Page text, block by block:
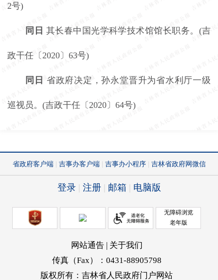
2号)
同日 其长春中国光学科学技术馆馆长职务。 (吉
政干任〔2020〕63号)
同日 省政府决定，孙永堂晋升为省水利厅一级
巡视员。 (吉政干任〔2020〕64号)